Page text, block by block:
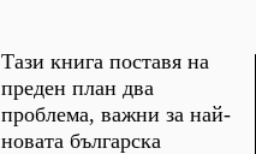
Тази книга поставя на
преден план два
проблема, важни за най-
новата българска